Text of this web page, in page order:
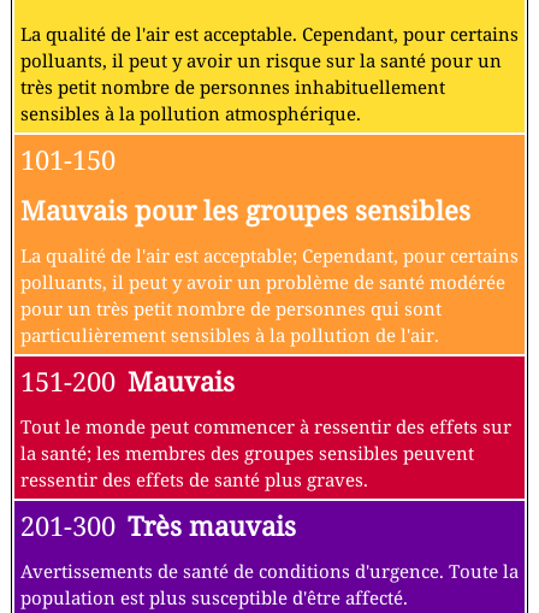
La qualité de l'air est acceptable. Cependant, pour certains
polluants, il peut y avoir un risque sur la santé pour un
très petit nombre de personnes inhabituellement
sensibles à la pollution atmosphérique.
101-150
Mauvais pour les groupes sensibles
La qualité de l'air est acceptable; Cependant, pour certains
polluants, il peut y avoir un problème de santé modérée
pour un très petit nombre de personnes qui sont
particulièrement sensibles à la pollution de l'air.
151-200 Mauvais
Tout le monde peut commencer à ressentir des effets sur
la santé; les membres des groupes sensibles peuvent
ressentir des effets de santé plus graves.
201-300 Très mauvais
Avertissements de santé de conditions d'urgence. Toute la
population est plus susceptible d'être affecté.